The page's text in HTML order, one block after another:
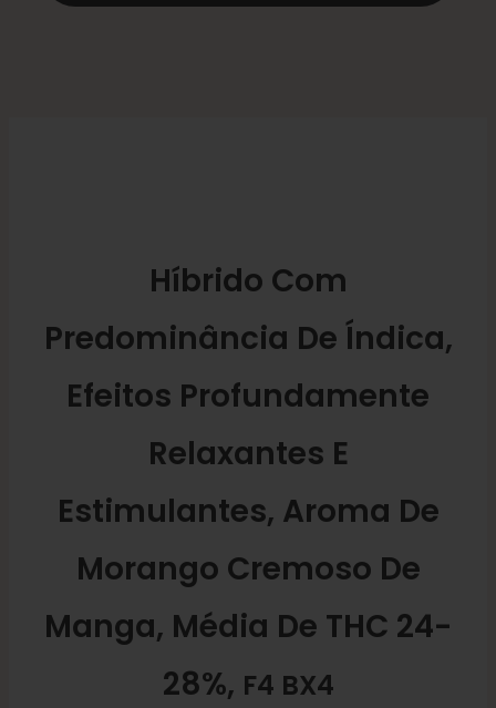
Híbrido Com
Predominância De Índica,
Efeitos Profundamente
Relaxantes E
Estimulantes, Aroma De
Morango Cremoso De
Manga, Média De THC 24-
28%, F4 BX4